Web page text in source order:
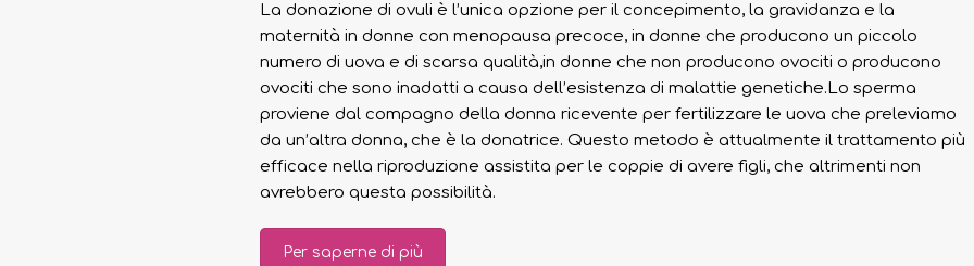
La donazione di ovuli è l’unica opzione per il concepimento, la gravidanza e la
maternità in donne con menopausa precoce, in donne che producono un piccolo
numero di uova e di scarsa qualità,in donne che non producono ovociti o producono
ovociti che sono inadatti a causa dell’esistenza di malattie genetiche.Lo sperma
proviene dal compagno della donna ricevente per fertilizzare le uova che preleviamo
da un’altra donna, che è la donatrice. Questo metodo è attualmente il trattamento più
efficace nella riproduzione assistita per le coppie di avere figli, che altrimenti non
avrebbero questa possibilità.
Per saperne di più